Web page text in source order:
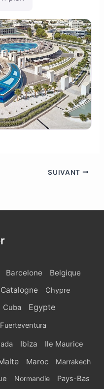
SUIVANT
Barcelone Belgique
Catalogne
Chypre
Cuba Egypte
Fuerteventura
Ibiza Ile Maurice
Maroc
Marrakech
Normandie Pays-Bas